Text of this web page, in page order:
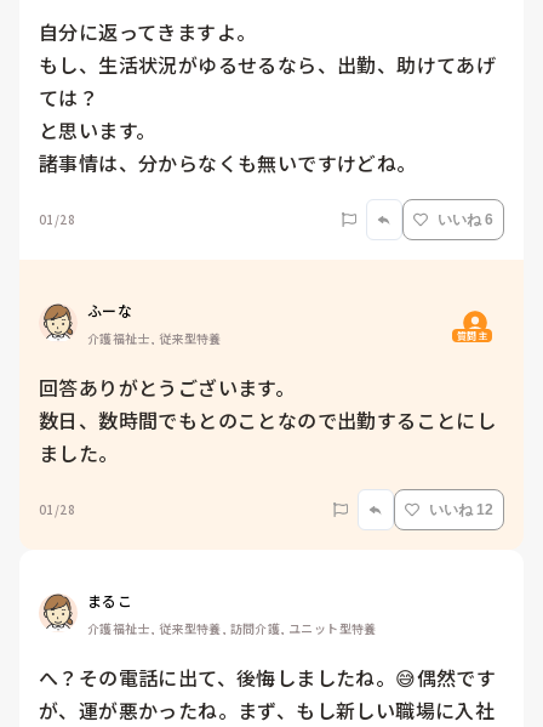
自分に返ってきますよ。
もし、生活状況がゆるせるなら、出勤、助けてあげ
ては？
と思います。
諸事情は、分からなくも無いですけどね。
01/28 いいね 6
ふーな
介護福祉士, 従来型特養 質問主
回答ありがとうございます。
数日、数時間でもとのことなので出勤することにし
ました。
01/28 いいね 12
まるこ
介護福祉士, 従来型特養, 訪問介護, ユニット型特養
へ？その電話に出て、後悔しましたね。😅偶然です
が、運が悪かったね。まず、もし新しい職場に入社